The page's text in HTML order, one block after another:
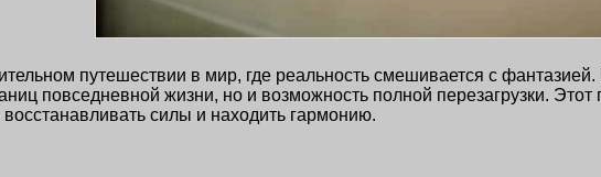
путешествии в мир, где реальность смешивается с
повседневной жизни, но и возможность полной перезагрузки.
силы и находить гармонию.